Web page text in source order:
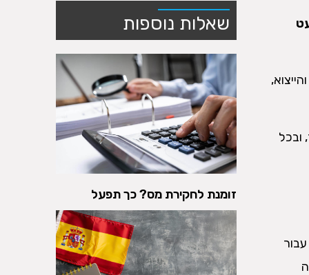
ובכל
שאלות נוספות
זומנת לחקירת מס? כך תפעל